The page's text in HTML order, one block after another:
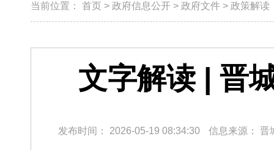
当前位置： 首页 > 政府信息公开 > 政府文件 > 政策解读
文字解读 | 晋
发布时间： 2026-05-19 08:34:30 信息来源： 晋